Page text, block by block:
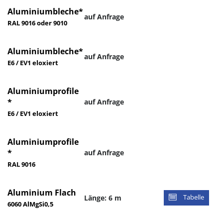
Aluminiumbleche*
RAL 9016 oder 9010
auf Anfrage
Aluminiumbleche*
E6 / EV1 eloxiert
auf Anfrage
Aluminiumprofile
*
E6 / EV1 eloxiert
auf Anfrage
Aluminiumprofile
*
RAL 9016
auf Anfrage
Aluminium Flach
6060 AlMgSi0,5
Länge: 6 m Tabelle